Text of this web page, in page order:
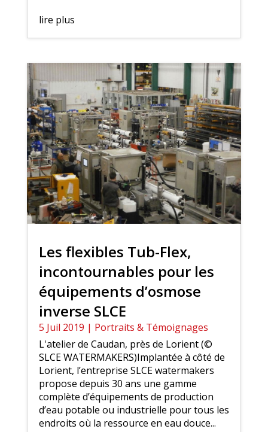
lire plus
Les flexibles Tub-Flex,
incontournables pour les
équipements d’osmose
inverse SLCE
5 Juil 2019 | Portraits & Témoignages
L'atelier de Caudan, près de Lorient (©
SLCE WATERMAKERS)Implantée à côté de
Lorient, l’entreprise SLCE watermakers
propose depuis 30 ans une gamme
complète d’équipements de production
d’eau potable ou industrielle pour tous les
endroits où la ressource en eau douce...